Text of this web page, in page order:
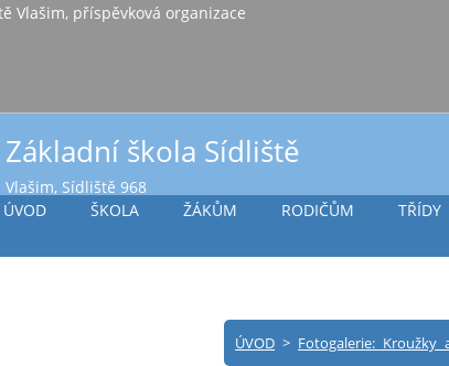
Sídliště Vlašim,
Základní škola Sídliště
Vlašim, Sídliště 968
ÚVOD
ŠKOLA ŽÁKŮM RODIČŮM TŘÍDY
ÚVOD > Fotogalerie: Kroužky